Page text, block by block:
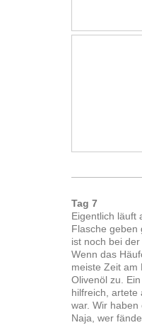
Tag 7
Eigentlich läuft
Flasche geben
ist noch bei
Wenn das
meiste Zeit am
Olivenöl zu.
hilfreich, artete
war. Wir
Naja, wer